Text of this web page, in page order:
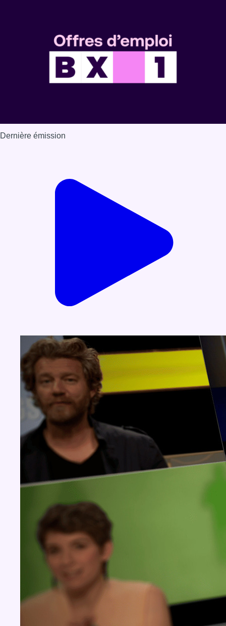
Dernière émission